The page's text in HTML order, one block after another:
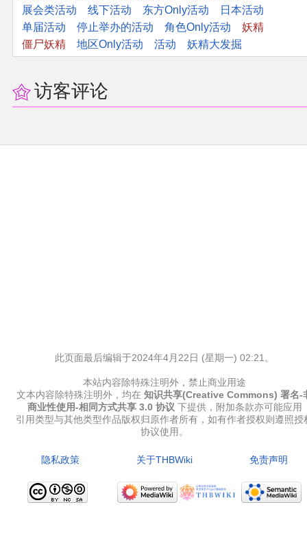
展会类活动
线下活动 东方Only活动
日本活动
单届活动
停止举办的活动 角色Only活动
妖精
僵尸妖精
地区Only活动 活动 妖精大发掘
访客评论
关于THBWiki
此页面最后编辑于2024年4月22日 (星期一) 02:21。
本站内容除特殊注明外，禁止商业用途
文本内容除特殊注明外，均在 知识共享(Creative Commons) 署名-
商业性使用-相同方式共享 3.0 协议 下提供，附加条款亦可能应用
引用类型与其他类型作品版权归原作者所有，如有作者授权则遵照授
协议使用。
隐私政策 关于THBWiki 免责声明